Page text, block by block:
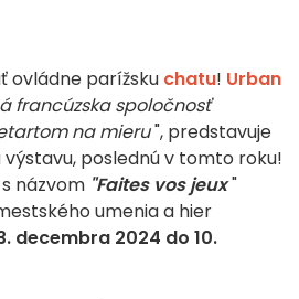
ovládne parížsku chatu! Urban
francúzska spoločnosť
na mieru", predstavuje
výstavu, poslednú v tomto roku!
názvom "Faites vos jeux"
umenia a hier
decembra 2024 do 10.